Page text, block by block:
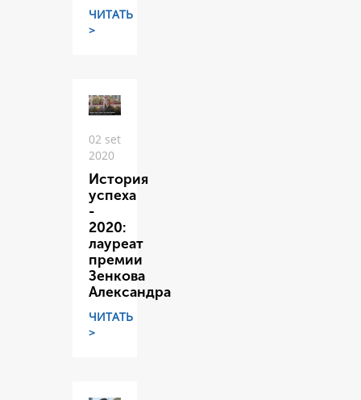
ЧИТАТЬ
>
02 set
2020
История
успеха
-
2020:
лауреат
премии
Зенкова
Александра
ЧИТАТЬ
>